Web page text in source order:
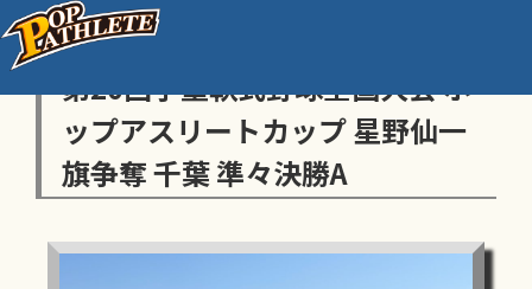
センス・トラストトーナメント
第20回学童軟式野球全国大会 ポ
ップアスリートカップ 星野仙一
旗争奪 千葉 準々決勝A